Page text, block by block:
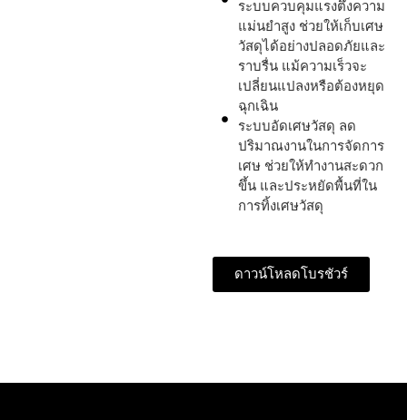
ระบบควบคุมแรงตึงความ
แม่นยำสูง ช่วยให้เก็บเศษ
วัสดุได้อย่างปลอดภัยและ
ราบรื่น แม้ความเร็วจะ
เปลี่ยนแปลงหรือต้องหยุด
ฉุกเฉิน
ระบบอัดเศษวัสดุ ลด
ปริมาณงานในการจัดการ
เศษ ช่วยให้ทำงานสะดวก
ขึ้น และประหยัดพื้นที่ใน
การทิ้งเศษวัสดุ
ดาวน์โหลดโบรชัวร์